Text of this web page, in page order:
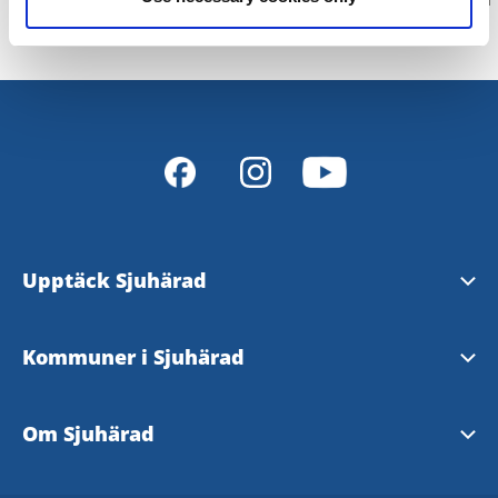
Upptäck Sjuhärad
Natur & Friluftsliv
Kommuner i Sjuhärad
Bollebygd
Om Sjuhärad